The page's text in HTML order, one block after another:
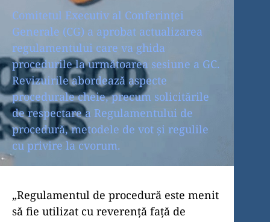
Comitetul Executiv al Conferinței
Generale (CG) a aprobat actualizarea
regulamentului care va ghida
procedurile la următoarea sesiune a GC.
Revizuirile abordează aspecte
procedurale cheie, precum solicitările
de respectare a Regulamentului de
procedură, metodele de vot și regulile
cu privire la cvorum.
„Regulamentul de procedură este menit
să fie utilizat cu reverență față de